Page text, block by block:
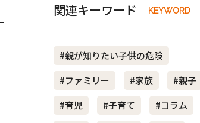
関連キーワード KEYWORD
#親が知りたい子供の危険
#ファミリー
#家族
#親子
#育児
#子育て
#コラム